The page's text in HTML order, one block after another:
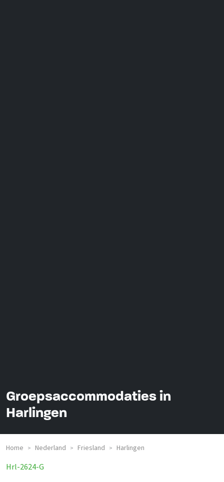
Groepsaccommodaties in
Harlingen
Home > Nederland > Friesland > Harlingen
Hrl-2624-G